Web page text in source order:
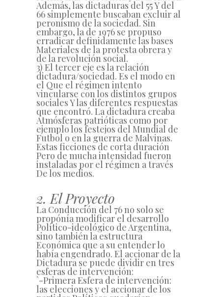
Además, las dictaduras del 55 Y del
66 simplemente buscaban excluir al
peronismo de la sociedad. Sin
embargo, la de 1976 se propuso
erradicar definidamente las bases
Materiales de la protesta obrera y
de la revolución social.
3) El tercer eje es la relación
dictadura/sociedad. Es el modo en
el Que el régimen intento
vincularse con los distintos grupos
sociales Y las diferentes respuestas
que encontró. La dictadura creaba
Atmósferas patrióticas como por
ejemplo los festejos del Mundial de
Futbol o en la guerra de Malvinas.
Estas ficciones de corta duración
Pero de mucha intensidad fueron
instaladas por el régimen a través
De los medios.
2. El Proyecto
La Conducción del 76 no solo se
propónía modificar el desarrollo
Político-ideológico de Argentina,
sino también la estructura
Económica que a su entender lo
había engendrado. El accionar de la
Dictadura se puede dividir en tres
esferas de intervención:
`-Primera Esfera de intervención:
las elecciones y el accionar de los